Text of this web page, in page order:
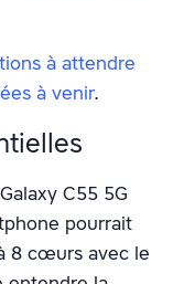
à attendre
à venir.
C55 5G
pourrait
8 cœurs avec le